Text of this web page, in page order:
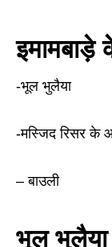
इमामबाड़े
-भूल भुलैया
-मस्जिद रिसर के
– बाउली
भूल